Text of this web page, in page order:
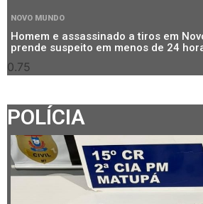
NOVO MUNDO
Homem e assassinado a tiros em
prende suspeito em menos de 24
POLÍCIA